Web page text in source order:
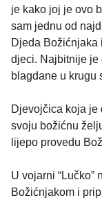
je kako joj je ovo
sam jednu od
Djeda Božićnjaka
djeci. Najbitnije je
blagdane u krugu
Djevojčica koja
svoju božićnu
lijepo provedu
U vojarni
Božićnjakom i